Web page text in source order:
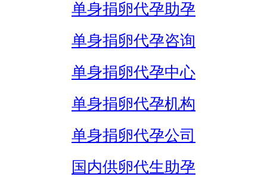
单身捐卵代孕助孕
单身捐卵代孕咨询
单身捐卵代孕中心
单身捐卵代孕机构
单身捐卵代孕公司
国内供卵代生助孕